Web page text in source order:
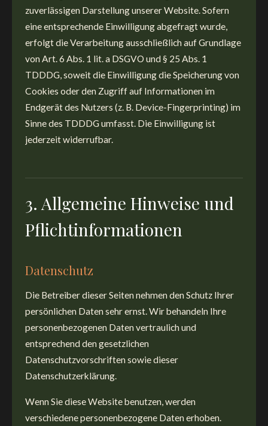
zuverlässigen Darstellung unserer Website. Sofern
eine entsprechende Einwilligung abgefragt wurde,
erfolgt die Verarbeitung ausschließlich auf Grundlage
von Art. 6 Abs. 1 lit. a DSGVO und § 25 Abs. 1
TDDDG, soweit die Einwilligung die Speicherung von
Cookies oder den Zugriff auf Informationen im
Endgerät des Nutzers (z. B. Device-Fingerprinting) im
Sinne des TDDDG umfasst. Die Einwilligung ist
jederzeit widerrufbar.
3. Allgemeine Hinweise und
Pflichtinformationen
Datenschutz
Die Betreiber dieser Seiten nehmen den Schutz Ihrer
persönlichen Daten sehr ernst. Wir behandeln Ihre
personenbezogenen Daten vertraulich und
entsprechend den gesetzlichen
Datenschutzvorschriften sowie dieser
Datenschutzerklärung.
Wenn Sie diese Website benutzen, werden
verschiedene personenbezogene Daten erhoben.